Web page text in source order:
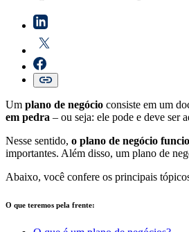
Um plano de negócio consiste em um
em pedra – ou seja: ele pode e deve ser
Nesse sentido, o plano de negócio
importantes. Além disso, um plano de
Abaixo, você confere os principais
O que teremos pela frente: